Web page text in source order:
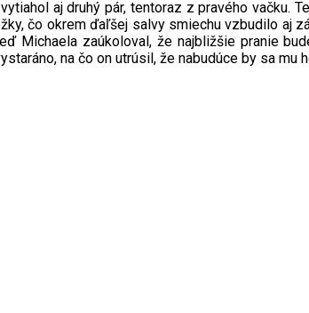
aj druhý pár, tentoraz z pravého vačku.
čo okrem ďaľšej salvy smiechu vzbudilo aj
Michaela zaúkoloval, že najbližšie pranie
na čo on utrúsil, že nabudúce by sa mu